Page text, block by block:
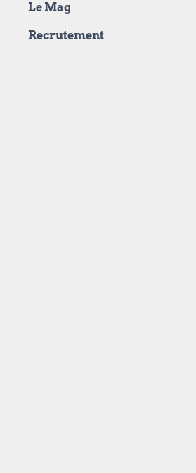
Le Mag
Recrutement